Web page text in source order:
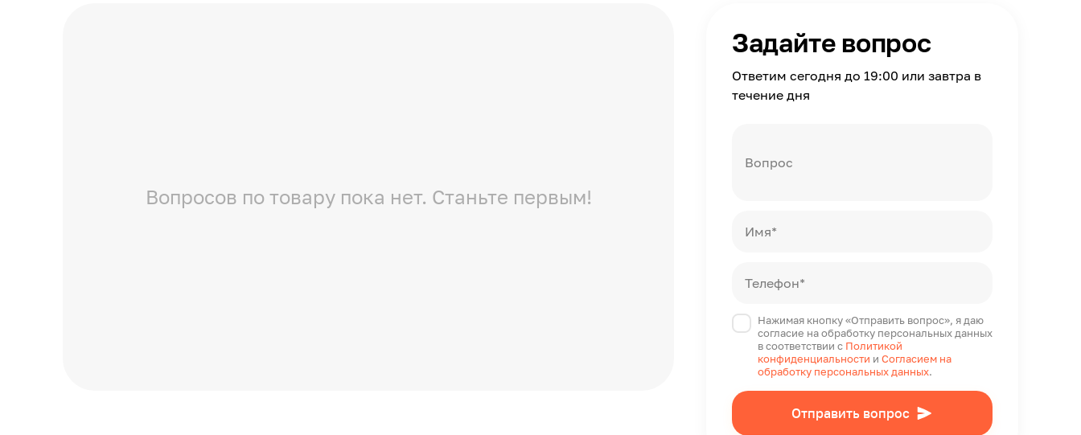
Вопросов по товару пока нет. Станьте первым!
Задайте вопрос
Ответим сегодня до 19:00 или завтра в
течение дня
Вопрос
Имя*
Телефон*
Нажимая кнопку «Отправить вопрос», я даю
согласие на обработку персональных данных
в соответствии с Политикой
конфиденциальности и Согласием на
обработку персональных данных.
Отправить вопрос